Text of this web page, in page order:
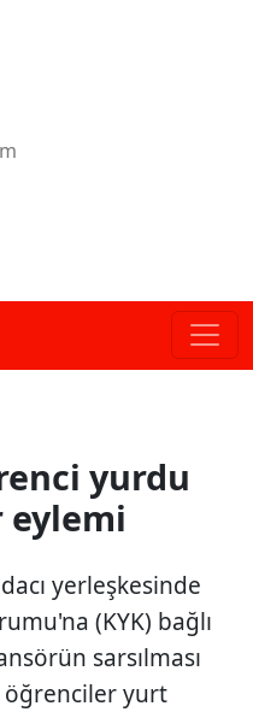
yurdu
eylemi
yerleşkesinde
(KYK) bağlı
sarsılması
öğrenciler yurt